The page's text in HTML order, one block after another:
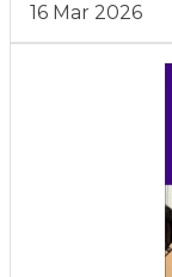
16 Mar 2026